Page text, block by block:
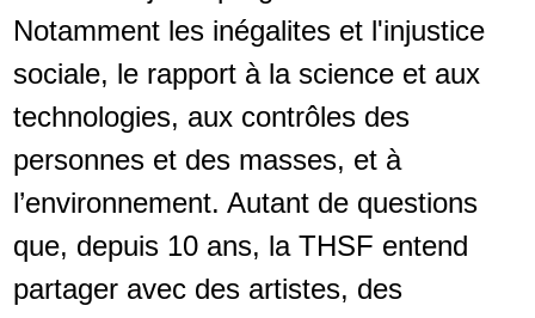
Notamment les inégalites et l'injustice
sociale, le rapport à la science et aux
technologies, aux contrôles des
personnes et des masses, et à
l’environnement. Autant de questions
que, depuis 10 ans, la THSF entend
partager avec des artistes, des